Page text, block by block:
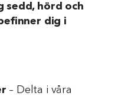
sedd, hörd och
dig i
– Delta i våra